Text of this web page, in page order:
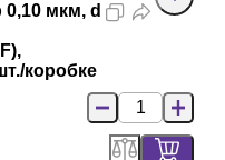
мкм, d
коробке